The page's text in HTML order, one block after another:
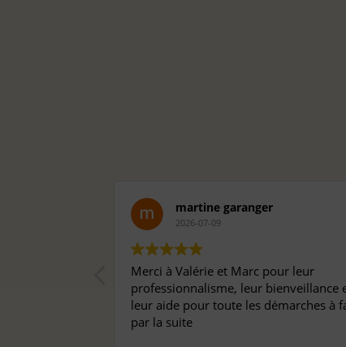
martine garanger
2026-07-09
Merci à Valérie et Marc pour leur
professionnalisme, leur bienveillance
leur aide pour toute les démarches à
par la suite